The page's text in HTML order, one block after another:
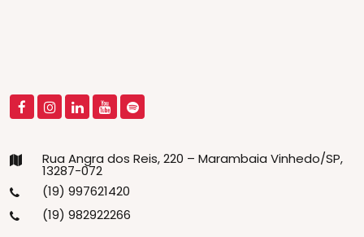
Rua Angra dos Reis, 220 – Marambaia Vinhedo/SP,
13287-072
(19) 997621420
(19) 982922266